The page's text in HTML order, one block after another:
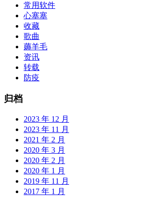
常用软件
心塞塞
收藏
歌曲
薅羊毛
资讯
转载
防疫
归档
2023 年 12 月
2023 年 11 月
2021 年 2 月
2020 年 3 月
2020 年 2 月
2020 年 1 月
2019 年 11 月
2017 年 1 月